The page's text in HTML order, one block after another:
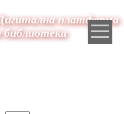
платформа